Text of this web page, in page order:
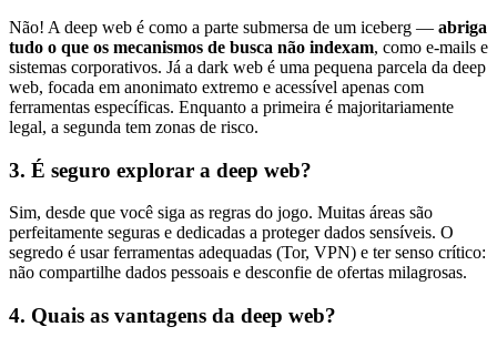
Não! A deep web é como a parte submersa de um iceberg — abriga
tudo o que os mecanismos de busca não indexam, como e-mails e
sistemas corporativos. Já a dark web é uma pequena parcela da deep
web, focada em anonimato extremo e acessível apenas com
ferramentas específicas. Enquanto a primeira é majoritariamente
legal, a segunda tem zonas de risco.
3. É seguro explorar a deep web?
Sim, desde que você siga as regras do jogo. Muitas áreas são
perfeitamente seguras e dedicadas a proteger dados sensíveis. O
segredo é usar ferramentas adequadas (Tor, VPN) e ter senso crítico:
não compartilhe dados pessoais e desconfie de ofertas milagrosas.
4. Quais as vantagens da deep web?